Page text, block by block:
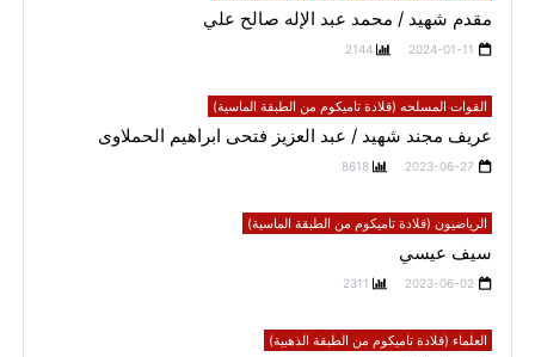
مقدم شهيد / محمد عبد الإله صالح علي
2024-01-11
2144
القوات المسلحه (قلادة تاميكوم من الطبقة الماسية)
عريف مجند شهيد / عبد العزيز فتحى ابراهيم الحملاوى
2023-06-27
8618
الرياضيون (قلادة تاميكوم من الطبقة الماسية)
سيف عيسي
2023-06-02
2311
العلماء (قلادة تاميكوم من الطبقة الذهبية)